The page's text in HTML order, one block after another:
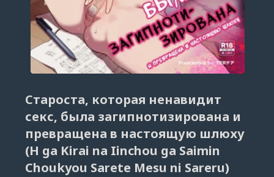
Староста, которая ненавидит
секс, была загипнотизирована и
превращена в настоящую шлюху
(H ga Kirai na Iinchou ga Saimin
Choukyou Sarete Mesu ni Sareru)